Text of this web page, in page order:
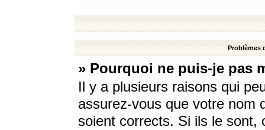
Problèmes
» Pourquoi ne puis-je pas
Il y a plusieurs raisons qui
assurez-vous que votre nom
soient corrects. Si ils le sont,